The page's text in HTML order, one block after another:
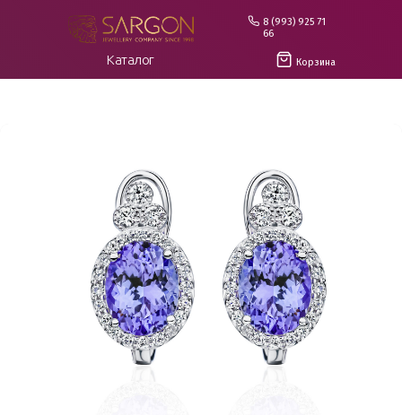
8 (993) 925 71
66
Корзина
Каталог